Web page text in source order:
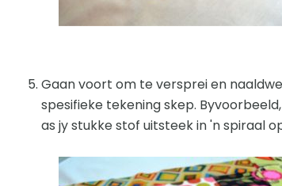
Gaan voort om te versprei en
spesifieke tekening skep.
as jy stukke stof uitsteek in 'n spiraal